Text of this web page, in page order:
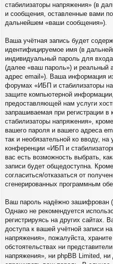
стабилизаторы напряжения» (в
и сообщения, оставленные вами
дальнейшем «ваши сообщения»).
Ваша учётная запись будет
идентифицируемое имя (в
индивидуальный пароль для
(далее «ваш пароль») и
адрес email»). Ваша информация
форумах «ИБП и стабилизаторы
защите компьютерной
предоставляющей нам услуги
запрашиваемая при регистрации
стабилизаторы напряжения»,
вашего пароля и вашего адреса
так и необязательной ко вводу,
конференции «ИБП и
вас есть возможность выбрать,
записи будет общедоступна.
согласиться/отказаться от
сгенерированных программным
Ваш пароль надёжно зашифрован
Однако не рекомендуется
регистрируясь на других сайтах.
доступа к вашей учётной записи
напряжения», пожалуйста,
обстоятельствах ни
напряжения», ни phpBB Limited, ни